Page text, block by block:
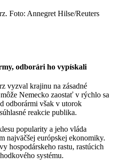
Foto: Annegret Hilse/Reuters
odborári ho vypískali
vyzval krajinu na zásadné
Nemecko zaostať v rýchlo sa
odborármi však v utorok
reakcie publika.
popularity a jeho vláda
najväčšej európskej ekonomiky.
hospodárskeho rastu, rastúcich
systému.